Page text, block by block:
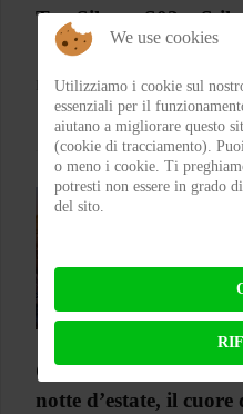
Test Silence S02 –
FLAP ON 03-08-2026 23:00:27
CASTELLEONE 2
notte d’estate, il
We use cookies
Utilizziamo i cookie sul
essenziali per il
aiutano a migliorare questo
(cookie di tracciamento).
o meno i cookie. Ti
potresti non essere in grado
del sito.